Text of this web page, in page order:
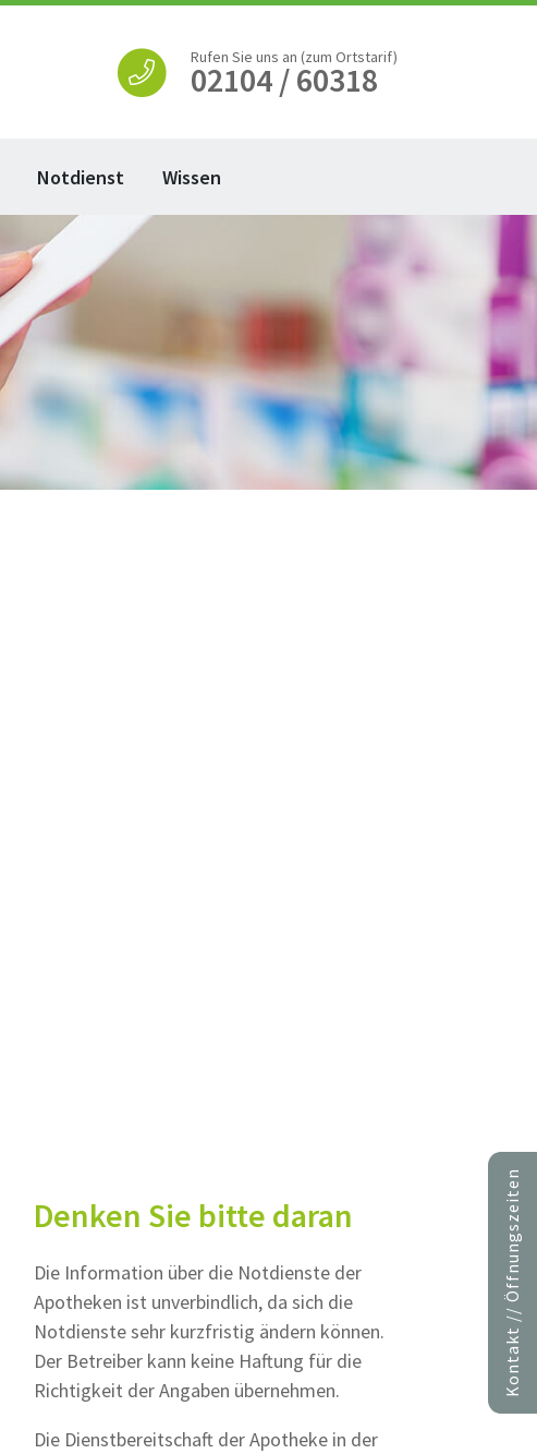
Rufen Sie uns an (zum Ortstarif)
02104 / 60318
Notdienst Wissen
Denken Sie bitte daran
Die Information über die Notdienste der
Apotheken ist unverbindlich, da sich die
Notdienste sehr kurzfristig ändern können.
Der Betreiber kann keine Haftung für die
Richtigkeit der Angaben übernehmen.
Die Dienstbereitschaft der Apotheke in der
Kontakt // Öffnungszeiten